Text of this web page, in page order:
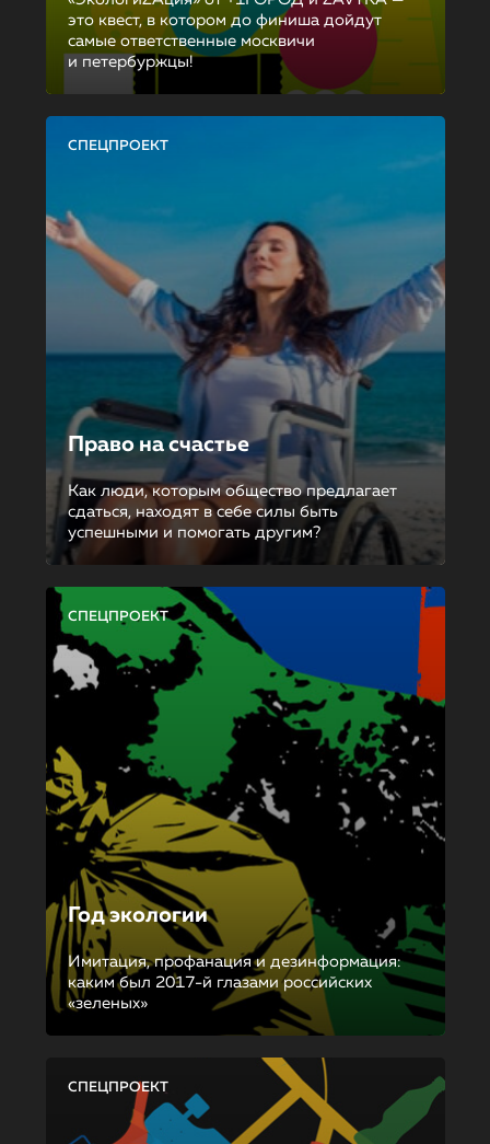
это квест, в котором до финиша дойдут
самые ответственные москвичи
и петербуржцы!
СПЕЦПРОЕКТ
Право на счастье
Как люди, которым общество предлагает
сдаться, находят в себе силы быть
успешными и помогать другим?
СПЕЦПРОЕКТ
Год экологии
Имитация, профанация и дезинформация:
каким был 2017-й глазами российских
«зеленых»
СПЕЦПРОЕКТ